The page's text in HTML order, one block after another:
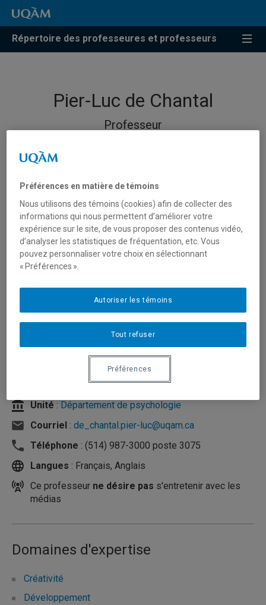
Répertoire des professeures et professeurs
Pier-Luc de Chantal
Professeur
Unité : Département de psychologie
Courriel : de_chantal.pier-luc@uqam.ca
Téléphone : (514) 987-3000 poste 3075
Langues : Français, Anglais
Ce professeur ne désire pas s'entretenir avec les
médias
Domaines d'expertise
Créativité
Développement
Préférences en matière de témoins
Nous utilisons des témoins (cookies) afin de collecter des
informations qui nous permettent d’améliorer votre
expérience sur le site, de vous proposer des contenus vidéo,
d’analyser les statistiques de fréquentation, etc. Vous
pouvez personnaliser votre choix en sélectionnant
« Préférences ».
Tout refuser
Autoriser les témoins
Préférences